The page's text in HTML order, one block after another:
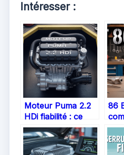
Intéresser :
Moteur Puma 2.2
HDi fiabilité : ce
qu’il faut vraiment
savoir
86